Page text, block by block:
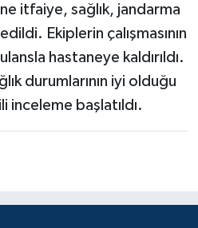
itfaiye, sağlık, jandarma
Ekiplerin çalışmasının
hastaneye kaldırıldı.
durumlarının iyi olduğu
inceleme başlatıldı.